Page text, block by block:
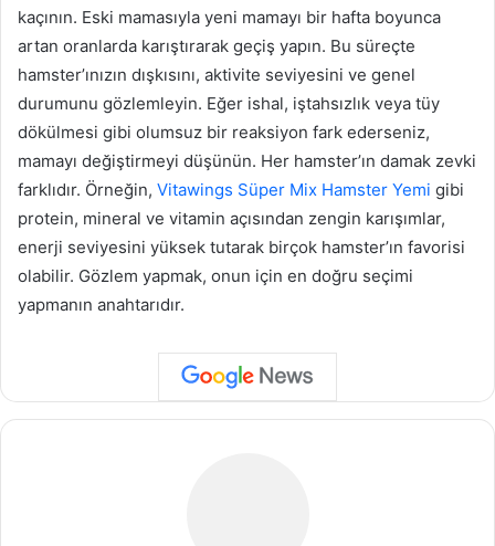
kaçının. Eski mamasıyla yeni mamayı bir hafta boyunca
artan oranlarda karıştırarak geçiş yapın. Bu süreçte
hamster’ınızın dışkısını, aktivite seviyesini ve genel
durumunu gözlemleyin. Eğer ishal, iştahsızlık veya tüy
dökülmesi gibi olumsuz bir reaksiyon fark ederseniz,
mamayı değiştirmeyi düşünün. Her hamster’ın damak zevki
farklıdır. Örneğin, Vitawings Süper Mix Hamster Yemi gibi
protein, mineral ve vitamin açısından zengin karışımlar,
enerji seviyesini yüksek tutarak birçok hamster’ın favorisi
olabilir. Gözlem yapmak, onun için en doğru seçimi
yapmanın anahtarıdır.